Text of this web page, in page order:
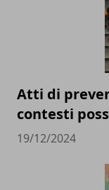
Atti di
contesti
19/12/2024